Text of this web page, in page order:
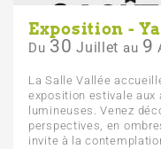
Exposition -
Du 30 Juillet au 9
La Salle Vallée
exposition estivale
lumineuses. Venez
perspectives, en
invite à la